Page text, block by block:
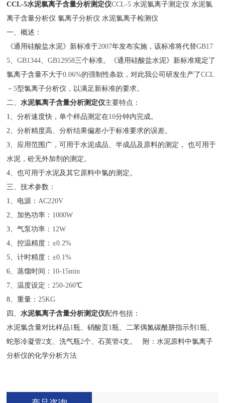
CCL-5水泥氯离子含量分析测定仪CCL-5水泥氯离子测定仪 水泥氯
离子含量分析仪 氯离子分析仪 水泥氯离子检测仪
一、概述：
《通用硅酸盐水泥》新标准于2007年发布实施，该标准将代替GB17
5、GB1344、GB12958三个标准。《通用硅酸盐水泥》新标准规定了
氯离子含量不大于0.06%的强制性条款，对此我公司研发生产了CCL
－5型氯离子分析仪，以满足新标准的要求。
二、水泥氯离子含量分析测定仪主要特点：
1、分析速度快，单个样品测定在10分钟内完成。
2、分析精度高、分析结果偏差小于标准要求的误差。
3、应用范围广，可用于水泥成品、半成品及原料的测定，
也可用于
水泥，砼无外加剂的测定。
4、也可用于水泥及其它原料中氯的测定。
三、技术参数：
1、电源：AC220V
2、加热功率： 1000W
3、气泵功率： 12W
4、控温精度：±0.2%
5、计时精度：±0.1%
6、蒸馏时间： 10-15min
7、温度设定：250-260℃
8、重量：25KG
四、水泥氯离子含量分析测定仪配件包括：
水泥氯含量对比样品1瓶、硝酸贡1瓶、二苯偶氮碳酰肼指示剂 1瓶、
蛇形冷凝管2支、洗气瓶2个、石英管4支。
附：水泥原料中氯离子
分析仪的化学分析方法